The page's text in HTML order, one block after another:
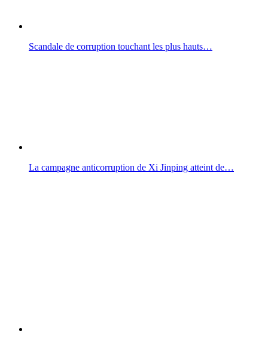
Scandale de corruption touchant les plus hauts…
La campagne anticorruption de Xi Jinping atteint de…